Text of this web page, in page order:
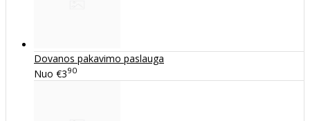
Dovanos pakavimo paslauga
Nuo €390